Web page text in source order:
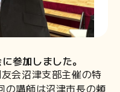
参加しました。
会沼津支部主催の特
の講師は沼津市長の頼